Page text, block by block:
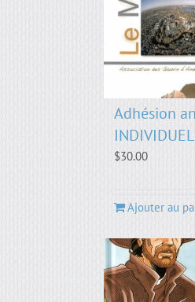
Adhésion
$30.00
Ajouter au